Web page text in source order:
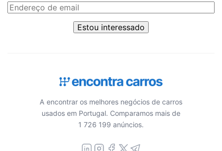
Estou interessado
A encontrar os melhores negócios de carros
usados em Portugal. Comparamos mais de
1 726 199 anúncios.